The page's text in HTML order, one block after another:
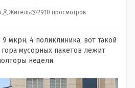
Житель 2910 просмотров
9 мкрн, 4 поликлиника, вот такой
мусорных пакетов лежит
недели.